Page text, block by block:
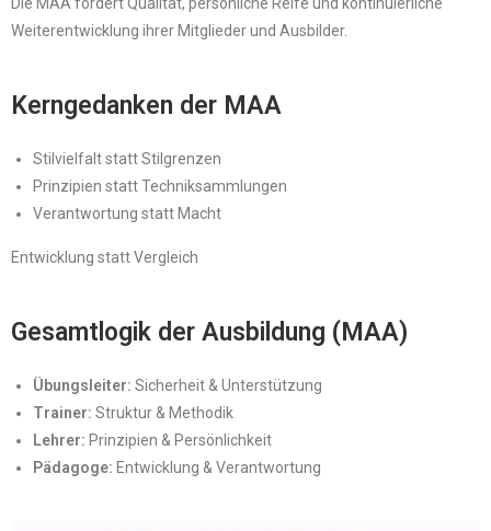
Weiterentwicklung ihrer Mitglieder und Ausbilder.
Kerngedanken der MAA
Stilvielfalt statt Stilgrenzen
Prinzipien statt Techniksammlungen
Verantwortung statt Macht
Entwicklung statt Vergleich
Gesamtlogik der Ausbildung (MAA)
Übungsleiter: Sicherheit & Unterstützung
Trainer: Struktur & Methodik
Lehrer: Prinzipien & Persönlichkeit
Pädagoge: Entwicklung & Verantwortung